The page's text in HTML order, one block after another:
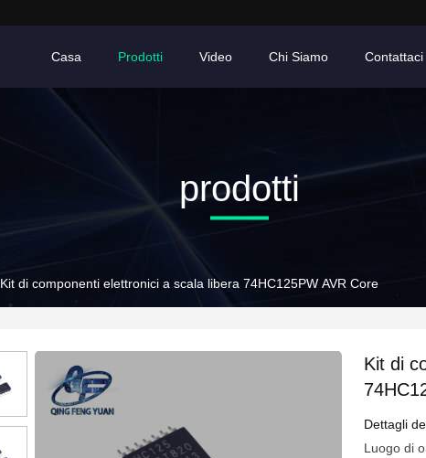
Casa Prodotti Video Chi Siamo Contattaci
prodotti
Kit di componenti elettronici a scala libera 74HC125PW AVR Core
Kit di
Dettagli
Luogo di